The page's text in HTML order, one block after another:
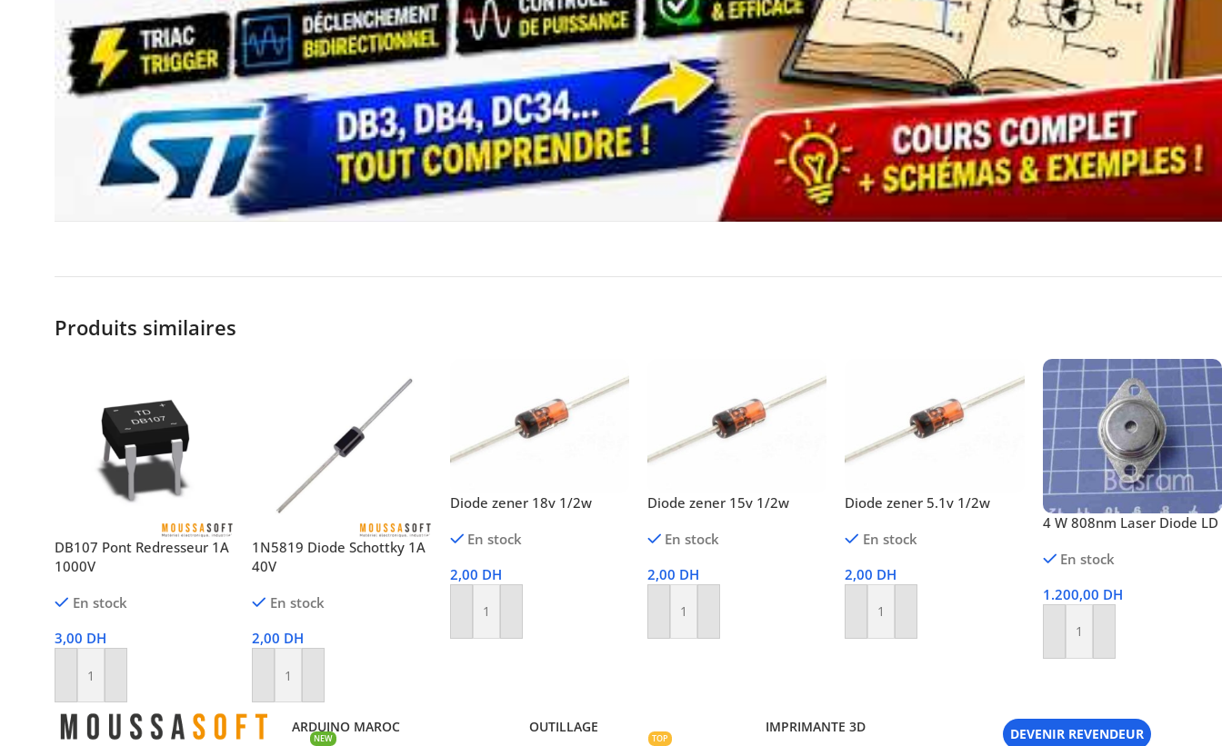
Produits similaires
DB107 Pont Redresseur 1A
1000V
En stock
3,00 DH
Ajouter Au Panier
1N5819 Diode Schottky 1A
40V
En stock
2,00 DH
Ajouter Au Panier
Diode zener 18v 1/2w
En stock
2,00 DH
Ajouter Au Panier
Diode zener 15v 1/2w
En stock
2,00 DH
Ajouter Au Panier
Diode zener 5.1v 1/2w
En stock
2,00 DH
Ajouter Au Panier
4 W 808nm Laser Diode LD
En stock
1.200,00 DH
Ajouter Au Panier
ARDUINO MAROC
NEW
OUTILLAGE
TOP
IMPRIMANTE 3D DEVENIR REVENDEUR